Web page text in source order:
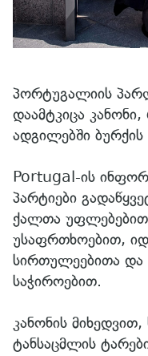
პორტუგალიის
დაამტკიცა
ადგილებში
Portugal-ის
პარტიები
ქალთა
უსაფრთხოებით,
სირთულეებითა და
საჭიროებით.
კანონის
ტანსაცმლის